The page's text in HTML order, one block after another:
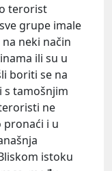
terorist
grupe imale
neki način
ili su u
boriti se na
s tamošnjim
ne
pronaći i u
istoku